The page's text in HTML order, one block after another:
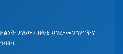
ያለው፣ ዘላቂ ሀገረ-መንግሥትና